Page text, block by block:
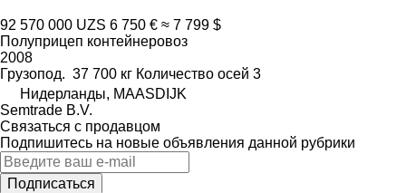
92 570 000 UZS 6 750 € ≈ 7 799 $
Полуприцеп контейнеровоз
2008
Грузопод. 37 700 кг Количество осей 3
Нидерланды, MAASDIJK
Semtrade B.V.
Связаться с продавцом
Подпишитесь на новые объявления данной рубрики
Подписаться